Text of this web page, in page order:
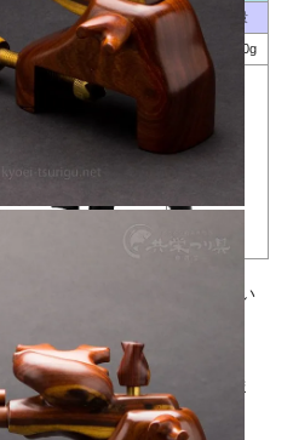
B C D E 重量
16.4 61 60 90(※) 約320g
場合がございます）
と異なって見える場合がござい
寸法です。
め、品切れの場合がございま
お問い合わせください。